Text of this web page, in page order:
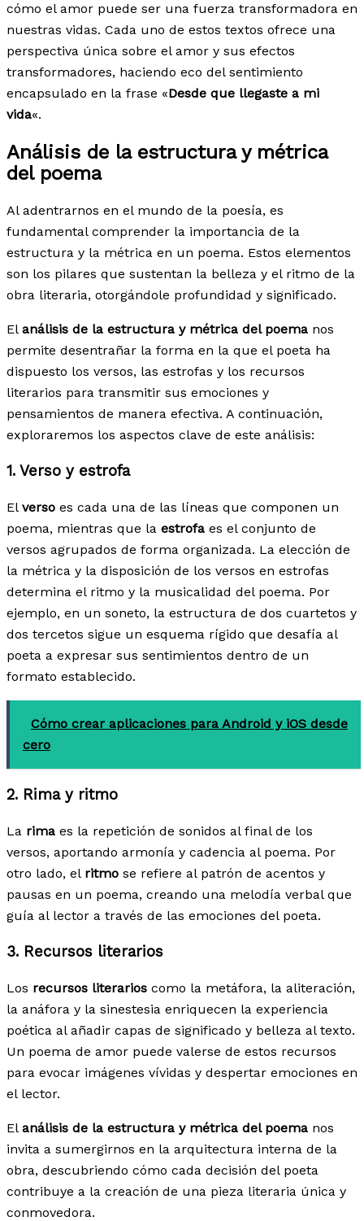
cómo el amor puede ser una fuerza transformadora en
nuestras vidas. Cada uno de estos textos ofrece una
perspectiva única sobre el amor y sus efectos
transformadores, haciendo eco del sentimiento
encapsulado en la frase «Desde que llegaste a mi
vida«.
Análisis de la estructura y métrica
del poema
Al adentrarnos en el mundo de la poesía, es
fundamental comprender la importancia de la
estructura y la métrica en un poema. Estos elementos
son los pilares que sustentan la belleza y el ritmo de la
obra literaria, otorgándole profundidad y significado.
El análisis de la estructura y métrica del poema nos
permite desentrañar la forma en la que el poeta ha
dispuesto los versos, las estrofas y los recursos
literarios para transmitir sus emociones y
pensamientos de manera efectiva. A continuación,
exploraremos los aspectos clave de este análisis:
1. Verso y estrofa
El verso es cada una de las líneas que componen un
poema, mientras que la estrofa es el conjunto de
versos agrupados de forma organizada. La elección de
la métrica y la disposición de los versos en estrofas
determina el ritmo y la musicalidad del poema. Por
ejemplo, en un soneto, la estructura de dos cuartetos y
dos tercetos sigue un esquema rígido que desafía al
poeta a expresar sus sentimientos dentro de un
formato establecido.
Cómo crear aplicaciones para Android y iOS desde
cero
2. Rima y ritmo
La rima es la repetición de sonidos al final de los
versos, aportando armonía y cadencia al poema. Por
otro lado, el ritmo se refiere al patrón de acentos y
pausas en un poema, creando una melodía verbal que
guía al lector a través de las emociones del poeta.
3. Recursos literarios
Los recursos literarios como la metáfora, la aliteración,
la anáfora y la sinestesia enriquecen la experiencia
poética al añadir capas de significado y belleza al texto.
Un poema de amor puede valerse de estos recursos
para evocar imágenes vívidas y despertar emociones en
el lector.
El análisis de la estructura y métrica del poema nos
invita a sumergirnos en la arquitectura interna de la
obra, descubriendo cómo cada decisión del poeta
contribuye a la creación de una pieza literaria única y
conmovedora.